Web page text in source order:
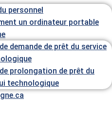
personnel
un ordinateur portable
demande de prêt du service
prolongation de prêt du
technologique